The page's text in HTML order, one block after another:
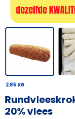
2.85 KG
20% vlees